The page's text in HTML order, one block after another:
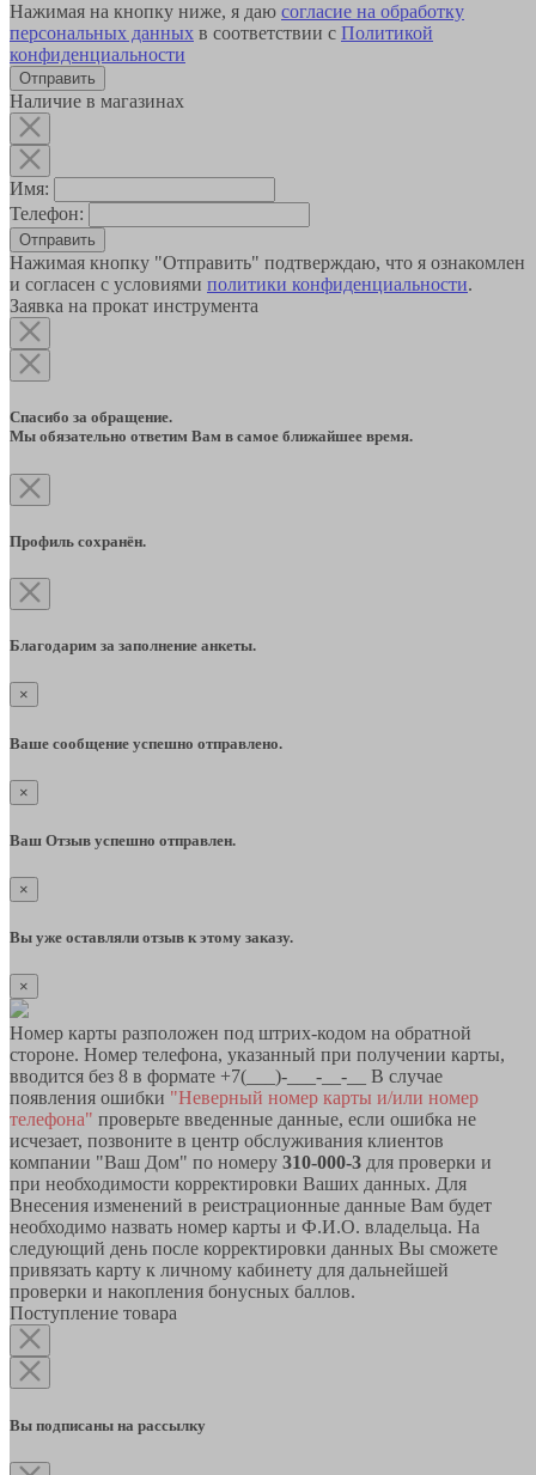
Нажимая на кнопку ниже, я даю согласие на обработку
персональных данных в соответствии с Политикой
конфиденциальности
Наличие в магазинах
Имя:
Телефон:
Отправить
Нажимая кнопку "Отправить" подтверждаю, что я ознакомлен
и согласен с условиями политики конфиденциальности.
Заявка на прокат инструмента
Спасибо за обращение.
Мы обязательно ответим Вам в самое ближайшее время.
Профиль сохранён.
Благодарим за заполнение анкеты.
×
Ваше сообщение успешно отправлено.
×
Ваш Отзыв успешно отправлен.
×
Вы уже оставляли отзыв к этому заказу.
×
Номер карты разположен под штрих-кодом на обратной
стороне. Номер телефона, указанный при получении карты,
вводится без 8 в формате +7(___)-___-__-__ В случае
появления ошибки "Неверный номер карты и/или номер
телефона" проверьте введенные данные, если ошибка не
исчезает, позвоните в центр обслуживания клиентов
компании "Ваш Дом" по номеру 310-000-3 для проверки и
при необходимости корректировки Ваших данных. Для
Внесения изменений в реистрационные данные Вам будет
необходимо назвать номер карты и Ф.И.О. владельца. На
следующий день после корректировки данных Вы сможете
привязать карту к личному кабинету для дальнейшей
проверки и накопления бонусных баллов.
Поступление товара
Вы подписаны на рассылку